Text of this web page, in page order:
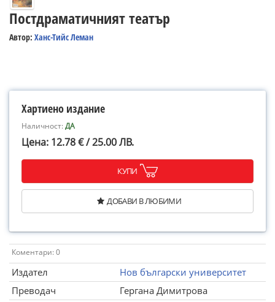
Постдраматичният театър
Автор: Ханс-Тийс Леман
Хартиено издание
Наличност:ДА
Цена: 12.78 € / 25.00 ЛВ.
КУПИ
ДОБАВИ В ЛЮБИМИ
Коментари: 0
Издател
Нов български университет
Преводач
Гергана Димитрова